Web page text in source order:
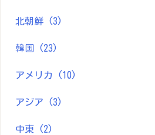
北朝鮮 (3)
韓国 (23)
アメリカ (10)
アジア (3)
中東 (2)